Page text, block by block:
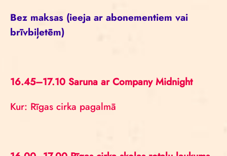
Bez maksas (ieeja ar abonementiem vai
brīvbiļetēm)
16.45–17.10 Saruna ar Company Midnight
Kur: Rīgas cirka pagalmā